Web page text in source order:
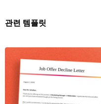
관련 템플릿